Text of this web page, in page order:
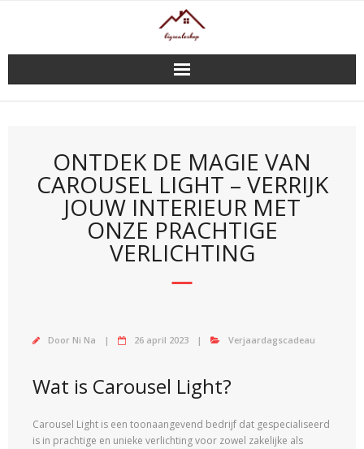
ONTDEK DE MAGIE VAN
CAROUSEL LIGHT – VERRIJK
JOUW INTERIEUR MET
ONZE PRACHTIGE
VERLICHTING
Door Ni Na 26 april 2023 Verjaardagscadeau
Wat is Carousel Light?
Carousel Light is een toonaangevend bedrijf dat gespecialiseerd
is in prachtige en unieke verlichting voor zowel zakelijke als